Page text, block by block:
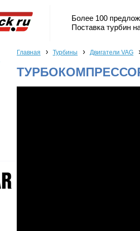
Более 100
Поставка турбин
Главная › Турбины › Двигатели VAG
ТУРБОКОМПРЕССОР